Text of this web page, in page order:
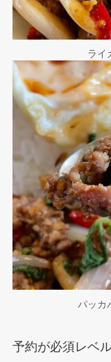
ライ
パッカ
予約が必須レベ